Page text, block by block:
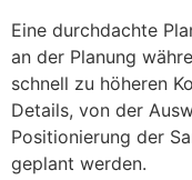
Eine durchdachte
an der Planung
schnell zu höheren
Details, von der
Positionierung der
geplant werden.